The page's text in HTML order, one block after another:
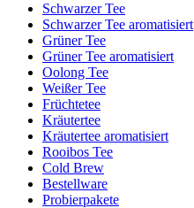
Schwarzer Tee
Schwarzer Tee aromatisiert
Grüner Tee
Grüner Tee aromatisiert
Oolong Tee
Weißer Tee
Früchtetee
Kräutertee
Kräutertee aromatisiert
Rooibos Tee
Cold Brew
Bestellware
Probierpakete